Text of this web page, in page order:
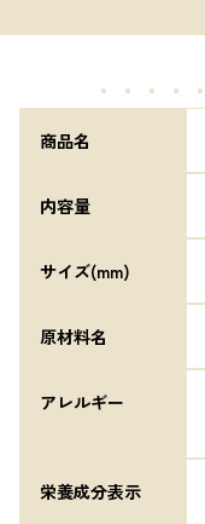
・・・・・
商品名
内容量
サイズ(mm)
原材料名
アレルギー
栄養成分表示